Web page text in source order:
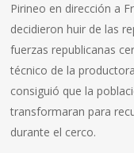
Pirineo en dirección a
decidieron huir de las
fuerzas republicanas
técnico de la
consiguió que la
transformaran para
durante el cerco.